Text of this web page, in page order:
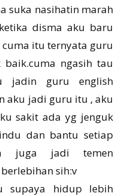
suka nasihatin marah
disma aku baru
itu ternyata guru
ngasih tau
jadin guru english
aku jadi guru itu , aku
sakit ada yg jenguk
dan bantu setiap
juga jadi temen
sih:v
supaya hidup lebih